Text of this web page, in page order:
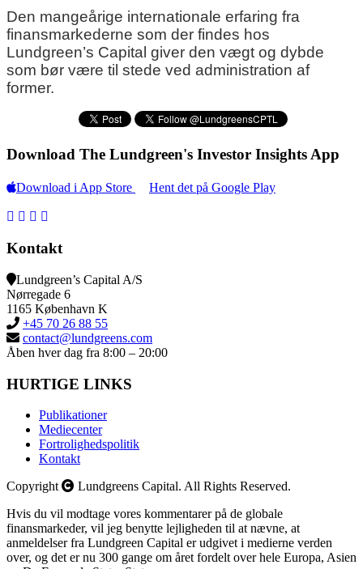
Den mangeårige internationale erfaring fra
finansmarkederne som der findes hos
Lundgreen’s Capital giver den vægt og dybde
som bør være til stede ved administration af
former.
Download The Lundgreen's Investor Insights App
Download i App Store Hent det på Google Play
Kontakt
Lundgreen’s Capital A/S
Nørregade 6
1165 København K
+45 70 26 88 55
contact@lundgreens.com
Åben hver dag fra 8:00 – 20:00
HURTIGE LINKS
Publikationer
Mediecenter
Fortrolighedspolitik
Kontakt
Copyright
Lundgreens Capital. All Rights Reserved.
Hvis du vil modtage vores kommentarer på de globale
finansmarkeder, vil jeg benytte lejligheden til at nævne, at
anmeldelser fra Lundgreen Capital er udgivet i medierne verden
over, og det er nu 300 gange om året fordelt over hele Europa, Asien